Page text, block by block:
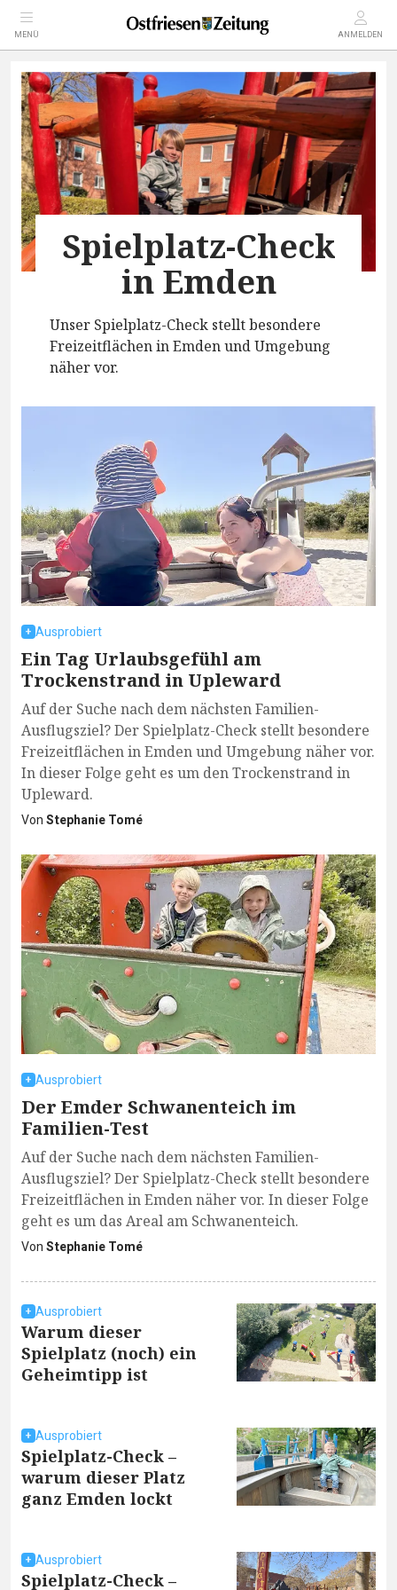
MENÜ ANMELDEN
Spielplatz-Check
in Emden
Unser Spielplatz-Check stellt besondere
Freizeitflächen in Emden und Umgebung
näher vor.
Ausprobiert
Ein Tag Urlaubsgefühl am
Trockenstrand in Upleward
Auf der Suche nach dem nächsten Familien-
Ausflugsziel? Der Spielplatz-Check stellt besondere
Freizeitflächen in Emden und Umgebung näher vor.
In dieser Folge geht es um den Trockenstrand in
Upleward.
VonStephanie Tomé
Ausprobiert
Der Emder Schwanenteich im
Familien-Test
Auf der Suche nach dem nächsten Familien-
Ausflugsziel? Der Spielplatz-Check stellt besondere
Freizeitflächen in Emden näher vor. In dieser Folge
geht es um das Areal am Schwanenteich.
VonStephanie Tomé
Ausprobiert
Warum dieser
Spielplatz (noch) ein
Geheimtipp ist
Ausprobiert
Spielplatz-Check –
warum dieser Platz
ganz Emden lockt
Ausprobiert
Spielplatz-Check –